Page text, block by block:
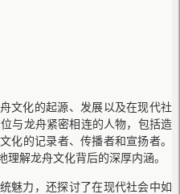
文化的起源、发展以及在现代社
与龙舟紧密相连的人物，包括造
化的记录者、传播者和宣扬者。
解龙舟文化背后的深厚内涵。
魅力，还探讨了在现代社会中如